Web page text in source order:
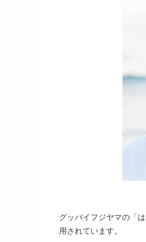
グッバイフジヤマの「
用されています。